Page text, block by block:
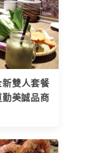
新雙人套餐
美誠品商